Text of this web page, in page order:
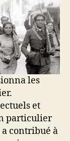
les
et
particulier
contribué à